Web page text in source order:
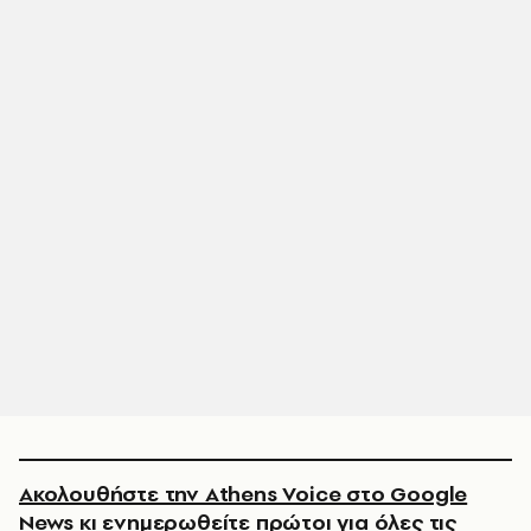
Ακολουθήστε την Athens Voice στο Google
News κι ενημερωθείτε πρώτοι για όλες τις